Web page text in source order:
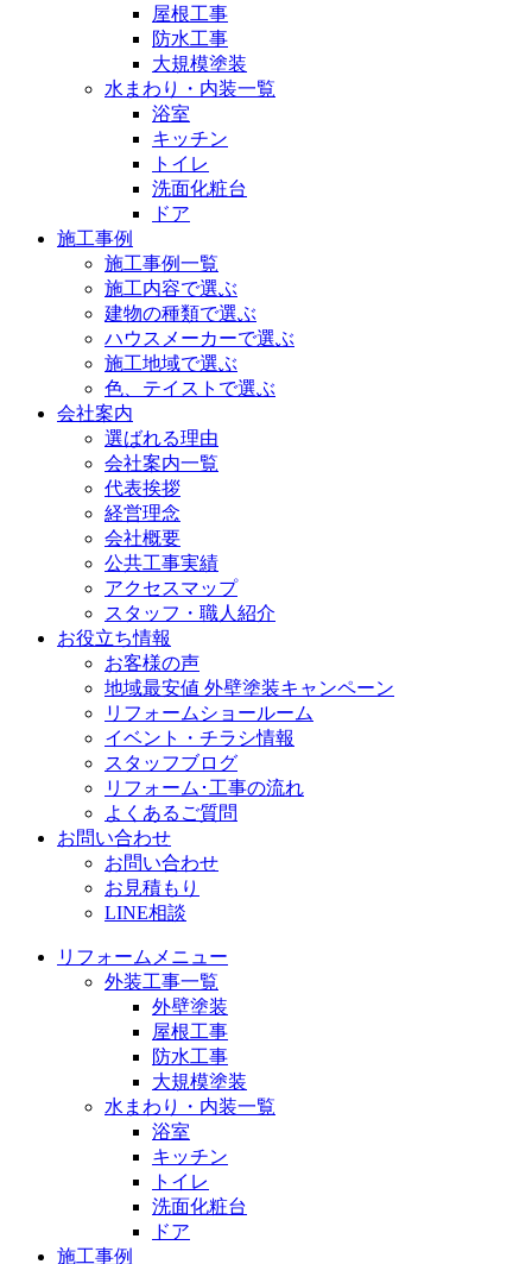
屋根工事
防水工事
大規模塗装
水まわり・内装一覧
浴室
キッチン
トイレ
洗面化粧台
ドア
施工事例
施工事例一覧
施工内容で選ぶ
建物の種類で選ぶ
ハウスメーカーで選ぶ
施工地域で選ぶ
色、テイストで選ぶ
会社案内
選ばれる理由
会社案内一覧
代表挨拶
経営理念
会社概要
公共工事実績
アクセスマップ
スタッフ・職人紹介
お役立ち情報
お客様の声
地域最安値 外壁塗装キャンペーン
リフォームショールーム
イベント・チラシ情報
スタッフブログ
リフォーム･工事の流れ
よくあるご質問
お問い合わせ
お問い合わせ
お見積もり
LINE相談
リフォームメニュー
外装工事一覧
外壁塗装
屋根工事
防水工事
大規模塗装
水まわり・内装一覧
浴室
キッチン
トイレ
洗面化粧台
ドア
施工事例